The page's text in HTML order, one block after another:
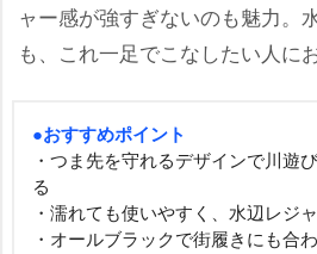
ャー感が強すぎないのも魅力。
も、これ一足でこなしたい人に
●おすすめポイント
・つま先を守れるデザインで川遊
る
・濡れても使いやすく、水辺レジ
・オールブラックで街履きにも合